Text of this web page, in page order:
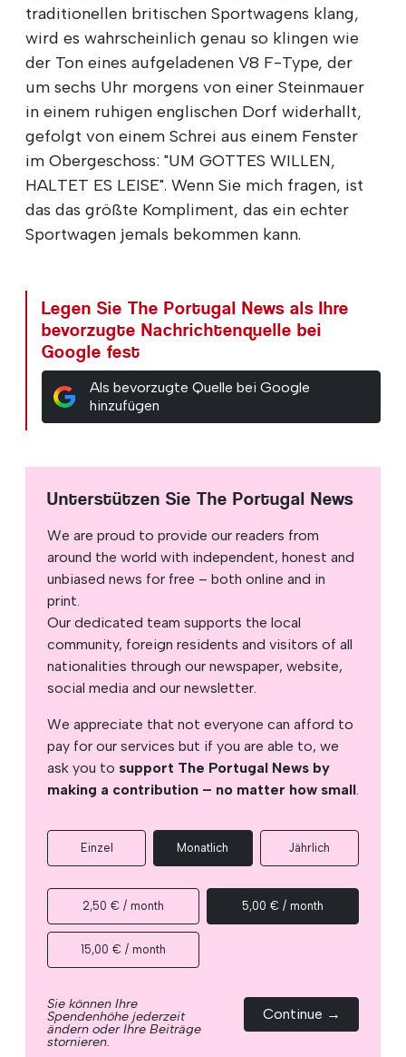
traditionellen britischen Sportwagens klang,
wird es wahrscheinlich genau so klingen wie
der Ton eines aufgeladenen V8 F-Type, der
um sechs Uhr morgens von einer Steinmauer
in einem ruhigen englischen Dorf widerhallt,
gefolgt von einem Schrei aus einem Fenster
im Obergeschoss: "UM GOTTES WILLEN,
HALTET ES LEISE". Wenn Sie mich fragen, ist
das das größte Kompliment, das ein echter
Sportwagen jemals bekommen kann.
Legen Sie The Portugal News als Ihre
bevorzugte Nachrichtenquelle bei
Google fest
Als bevorzugte Quelle bei Google
hinzufügen
Unterstützen Sie The Portugal News
We are proud to provide our readers from
around the world with independent, honest and
unbiased news for free – both online and in
print.
Our dedicated team supports the local
community, foreign residents and visitors of all
nationalities through our newspaper, website,
social media and our newsletter.
We appreciate that not everyone can afford to
pay for our services but if you are able to, we
ask you to support The Portugal News by
making a contribution – no matter how small.
Einzel Monatlich Jährlich
2,50 € / month 5,00 € / month
15,00 € / month
Sie können Ihre
Spendenhöhe jederzeit
ändern oder Ihre Beiträge
stornieren.
Continue →